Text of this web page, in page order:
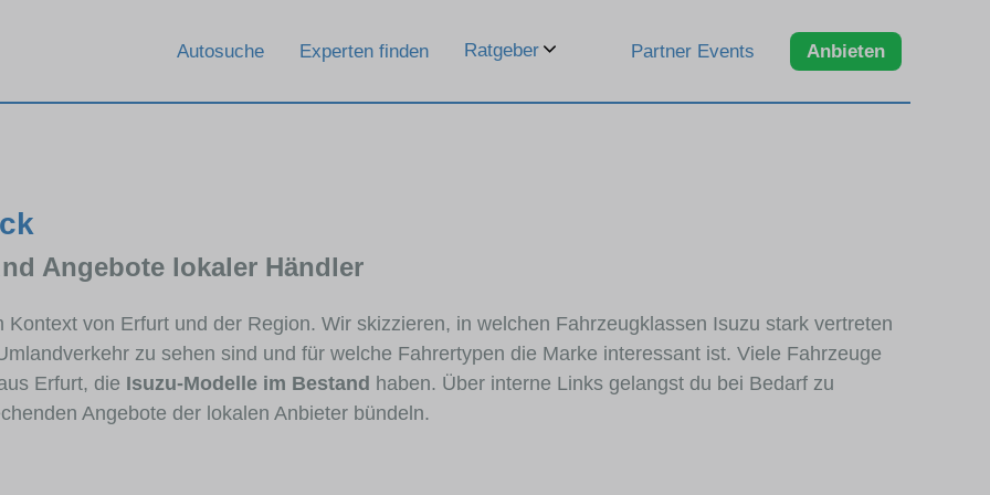
Autosuche Experten finden Ratgeber Partner Events Anbieten
Angebote lokaler Händler
von Erfurt und der Region. Wir skizzieren, in welchen Fahrzeugklassen Isuzu stark vertreten
zu sehen sind und für welche Fahrertypen die Marke interessant ist. Viele Fahrzeuge
Erfurt, die Isuzu-Modelle im Bestand haben. Über interne Links gelangst du bei Bedarf zu
Angebote der lokalen Anbieter bündeln.